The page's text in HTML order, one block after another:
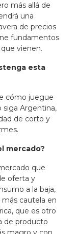
más allá de
una
de precios
fundamentos
vienen.
esta
cómo juegue
siga Argentina,
de corto y
mercado?
que
oferta y
a la baja,
cautela en
que es otro
de producto